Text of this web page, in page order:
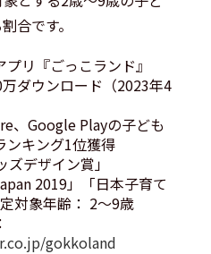
合です。
リ『ごっこランド』
ダウンロード（2023年4
、Google Playの子ども
ンキング1位獲得
デザイン賞」
2019」「日本子育て
対象年齢： 2～9歳
gokkoland